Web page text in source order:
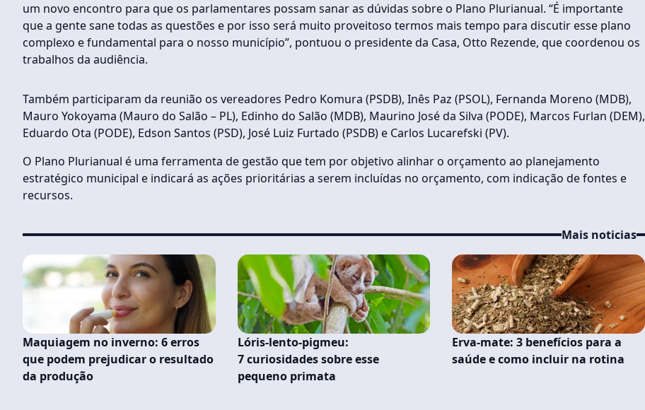
um novo encontro para que os parlamentares possam sanar as dúvidas sobre o Plano Plurianual. “É importante
que a gente sane todas as questões e por isso será muito proveitoso termos mais tempo para discutir esse plano
complexo e fundamental para o nosso município”, pontuou o presidente da Casa, Otto Rezende, que coordenou os
trabalhos da audiência.
Também participaram da reunião os vereadores Pedro Komura (PSDB), Inês Paz (PSOL), Fernanda Moreno (MDB),
Mauro Yokoyama (Mauro do Salão – PL), Edinho do Salão (MDB), Maurino José da Silva (PODE), Marcos Furlan (DEM),
Eduardo Ota (PODE), Edson Santos (PSD), José Luiz Furtado (PSDB) e Carlos Lucarefski (PV).
O Plano Plurianual é uma ferramenta de gestão que tem por objetivo alinhar o orçamento ao planejamento
estratégico municipal e indicará as ações prioritárias a serem incluídas no orçamento, com indicação de fontes e
recursos.
Mais noticias
Maquiagem no inverno: 6 erros
que podem prejudicar o resultado
da produção
Lóris-lento-pigmeu:
7 curiosidades sobre esse
pequeno primata
Erva-mate: 3 benefícios para a
saúde e como incluir na rotina